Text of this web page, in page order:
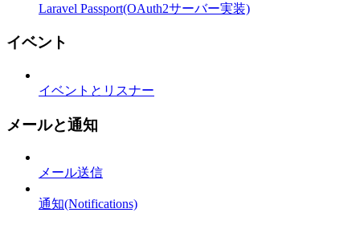
Laravel Passport(OAuth2サーバー実装)
イベント
イベントとリスナー
メールと通知
メール送信
通知(Notifications)